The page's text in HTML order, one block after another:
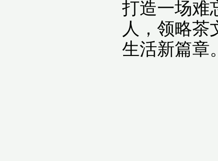
打造一场难
人，领略茶
生活新篇章